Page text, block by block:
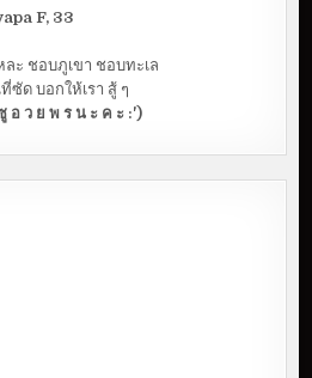
F, 33
ะ ชอบภูเขา ชอบทะเล
ซัด บอกให้เรา สู้ ๆ
อ ว ย พ ร น ะ ค ะ :')